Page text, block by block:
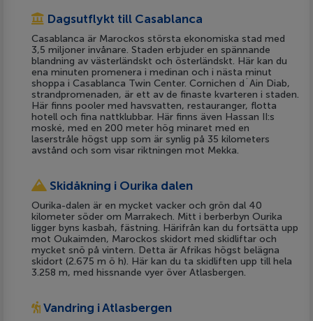
Dagsutflykt till Casablanca
Casablanca är Marockos största ekonomiska stad med
3,5 miljoner invånare. Staden erbjuder en spännande
blandning av västerländskt och österländskt. Här kan du
ena minuten promenera i medinan och i nästa minut
shoppa i Casablanca Twin Center. Cornichen d´Ain Diab,
strandpromenaden, är ett av de finaste kvarteren i staden.
Här finns pooler med havsvatten, restauranger, flotta
hotell och fina nattklubbar. Här finns även Hassan II:s
moské, med en 200 meter hög minaret med en
laserstråle högst upp som är synlig på 35 kilometers
avstånd och som visar riktningen mot Mekka.
Skidåkning i Ourika dalen
Ourika-dalen är en mycket vacker och grön dal 40
kilometer söder om Marrakech. Mitt i berberbyn Ourika
ligger byns kasbah, fästning. Härifrån kan du fortsätta upp
mot Oukaimden, Marockos skidort med skidliftar och
mycket snö på vintern. Detta är Afrikas högst belägna
skidort (2.675 m ö h). Här kan du ta skidliften upp till hela
3.258 m, med hissnande vyer över Atlasbergen.
Vandring i Atlasbergen